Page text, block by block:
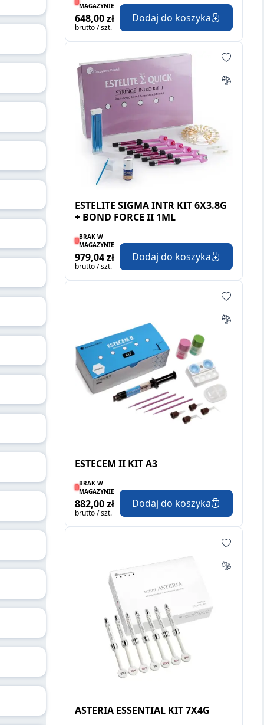
MAGAZYNIE
648,00 zł
brutto / szt.
Dodaj do koszyka
ESTELITE SIGMA INTR KIT 6X3.8G
+ BOND FORCE II 1ML
BRAK W
MAGAZYNIE
979,04 zł
brutto / szt.
Dodaj do koszyka
ESTECEM II KIT A3
BRAK W
MAGAZYNIE
882,00 zł
brutto / szt.
Dodaj do koszyka
ASTERIA ESSENTIAL KIT 7X4G